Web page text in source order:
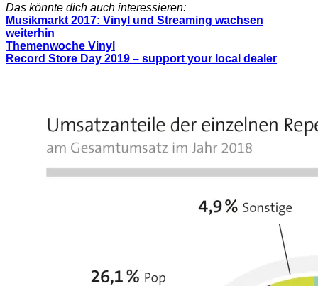
Das könnte dich auch interessieren:
Musikmarkt 2017: Vinyl und Streaming wachsen
weiterhin
Themenwoche Vinyl
Record Store Day 2019 – support your local dealer